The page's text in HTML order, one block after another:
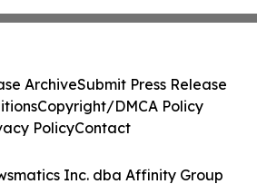
Inc. dba Affinity Group
ArchiveSubmit Press Release
Copyright/DMCA Policy
PolicyContact